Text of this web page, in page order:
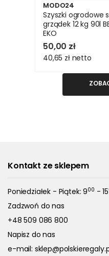
MODO24
Szyszki ogrodowe
grządek 12 kg 90l
EKO
50,00 zł
40,65 zł netto
Kontakt ze sklepem
Poniedziałek - Piątek: 900 - 15
Zadzwoń do nas
+48 509 086 800
Napisz do nas
e-mail: